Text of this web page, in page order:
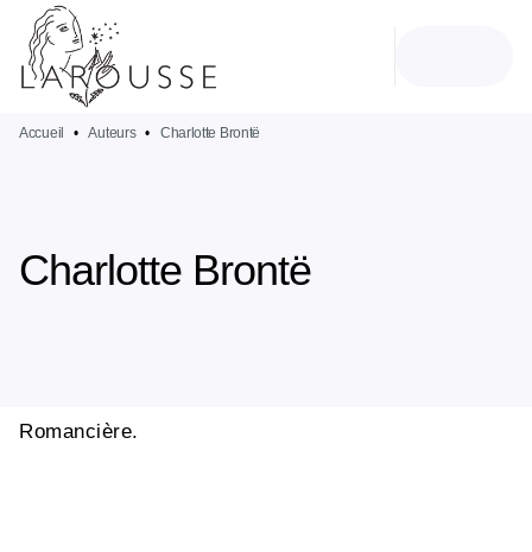
MENU
PIED DE PAGE
Accueil • Auteurs • Charlotte Brontë
Charlotte Brontë
Romancière.